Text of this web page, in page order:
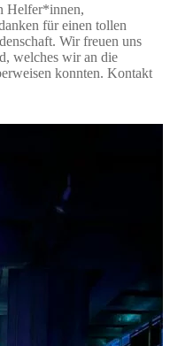
Helfer*innen,
für einen tollen
Wir freuen uns
welches wir an die
konnten. Kontakt